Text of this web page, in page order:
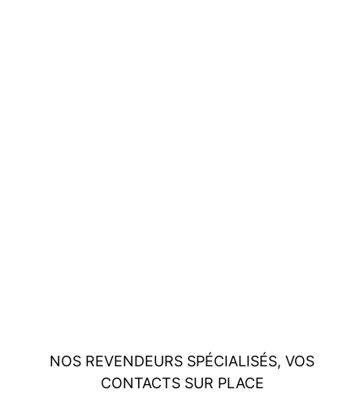
NOS REVENDEURS SPÉCIALISÉS, VOS
CONTACTS SUR PLACE